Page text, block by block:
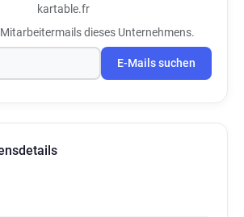
kartable.fr
dieses Unternehmens.
E-Mails suchen